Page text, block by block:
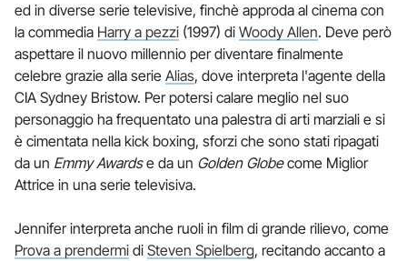
ed in diverse serie televisive, finchè approda al cinema con
la commedia Harry a pezzi (1997) di Woody Allen. Deve però
aspettare il nuovo millennio per diventare finalmente
celebre grazie alla serie Alias, dove interpreta l'agente della
CIA Sydney Bristow. Per potersi calare meglio nel suo
personaggio ha frequentato una palestra di arti marziali e si
è cimentata nella kick boxing, sforzi che sono stati ripagati
da un Emmy Awardse da un Golden Globecome Miglior
Attrice in una serie televisiva.
Jennifer interpreta anche ruoli in film di grande rilievo, come
Prova a prendermi di Steven Spielberg, recitando accanto a